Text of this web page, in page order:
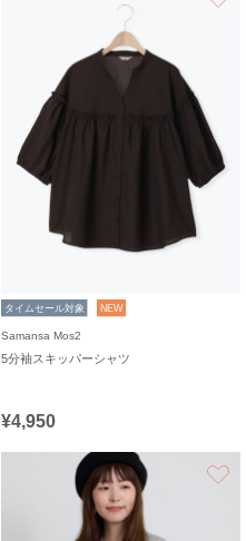
タイムセール対象 NEW
Samansa Mos2
5分袖スキッパーシャツ
¥4,950